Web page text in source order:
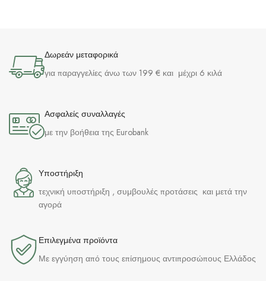
Δωρεάν μεταφορικά
για παραγγελίες άνω των 199 € και μέχρι 6 κιλά
Ασφαλείς συναλλαγές
με την βοήθεια της Eurobank
Υποστήριξη
τεχνική υποστήριξη , συμβουλές προτάσεις και μετά την
αγορά
Επιλεγμένα προϊόντα​
Με εγγύηση από τους επίσημους αντιπροσώπους Ελλάδος